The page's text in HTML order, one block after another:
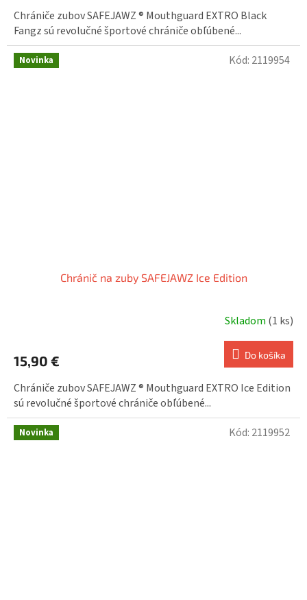
Chrániče zubov SAFEJAWZ ® Mouthguard EXTRO Black
Fangz sú revolučné športové chrániče obľúbené...
Novinka
Chránič na zuby SAFEJAWZ Ice Edition
Skladom (1 ks)
15,90 € Do košíka
Chrániče zubov SAFEJAWZ ® Mouthguard EXTRO Ice Edition
sú revolučné športové chrániče obľúbené...
Kód: 2119954
Novinka Kód: 2119952